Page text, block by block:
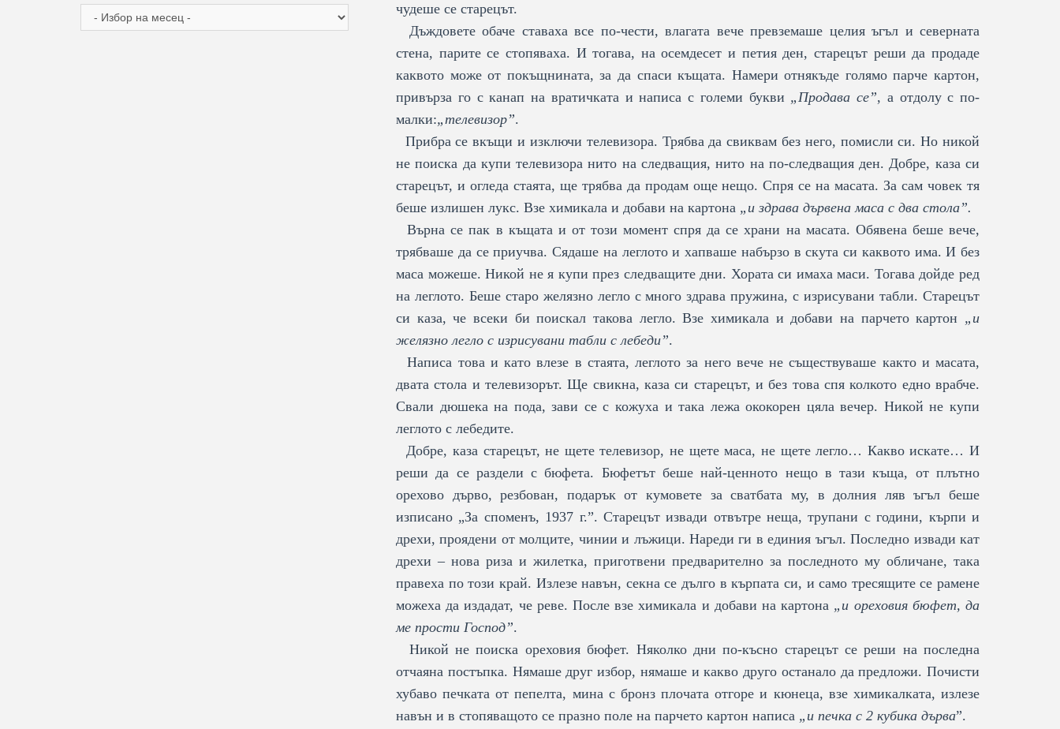
чудеше се старецът.
Дъждовете обаче ставаха все по-чести, влагата вече превземаше целия ъгъл и северната
стена, парите се стопяваха. И тогава, на осемдесет и петия ден, старецът реши да продаде
каквото може от покъщнината, за да спаси къщата. Намери отнякъде голямо парче картон,
привърза го с канап на вратичката и написа с големи букви „Продава се”, а отдолу с по-
малки:„телевизор”.
Прибра се вкъщи и изключи телевизора. Трябва да свиквам без него, помисли си. Но никой
не поиска да купи телевизора нито на следващия, нито на по-следващия ден. Добре, каза си
старецът, и огледа стаята, ще трябва да продам още нещо. Спря се на масата. За сам човек тя
беше излишен лукс. Взе химикала и добави на картона „и здрава дървена маса с два стола”.
Върна се пак в къщата и от този момент спря да се храни на масата. Обявена беше вече,
трябваше да се приучва. Сядаше на леглото и хапваше набързо в скута си каквото има. И без
маса можеше. Никой не я купи през следващите дни. Хората си имаха маси. Тогава дойде ред
на леглото. Беше старо желязно легло с много здрава пружина, с изрисувани табли. Старецът
си каза, че всеки би поискал такова легло. Взе химикала и добави на парчето картон „и
желязно легло с изрисувани табли с лебеди”.
Написа това и като влезе в стаята, леглото за него вече не съществуваше както и масата,
двата стола и телевизорът. Ще свикна, каза си старецът, и без това спя колкото едно врабче.
Свали дюшека на пода, зави се с кожуха и така лежа ококорен цяла вечер. Никой не купи
леглото с лебедите.
Добре, каза старецът, не щете телевизор, не щете маса, не щете легло… Какво искате… И
реши да се раздели с бюфета. Бюфетът беше най-ценното нещо в тази къща, от плътно
орехово дърво, резбован, подарък от кумовете за сватбата му, в долния ляв ъгъл беше
изписано „За споменъ, 1937 г.”. Старецът извади отвътре неща, трупани с години, кърпи и
дрехи, проядени от молците, чинии и лъжици. Нареди ги в единия ъгъл. Последно извади кат
дрехи – нова риза и жилетка, приготвени предварително за последното му обличане, така
правеха по този край. Излезе навън, секна се дълго в кърпата си, и само тресящите се рамене
можеха да издадат, че реве. После взе химикала и добави на картона „и ореховия бюфет, да
ме прости Господ”.
Никой не поиска ореховия бюфет. Няколко дни по-късно старецът се реши на последна
отчаяна постъпка. Нямаше друг избор, нямаше и какво друго останало да предложи. Почисти
хубаво печката от пепелта, мина с бронз плочата отгоре и кюнеца, взе химикалката, излезе
навън и в стопяващото се празно поле на парчето картон написа „и печка с 2 кубика дърва”.
Архив